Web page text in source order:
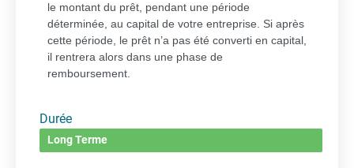
le montant du prêt, pendant une période
déterminée, au capital de votre entreprise. Si après
cette période, le prêt n’a pas été converti en capital,
il rentrera alors dans une phase de
remboursement.
Durée
Long Terme